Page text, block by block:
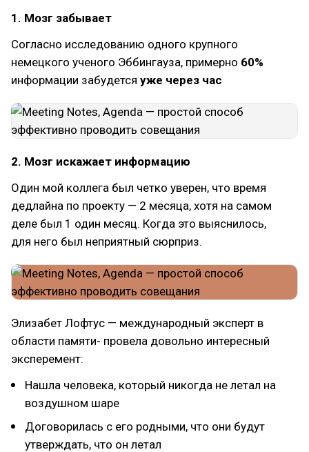
1. Мозг забывает
Согласно исследованию одного крупного
немецкого ученого Эббингауза, примерно 60%
информации забудется уже через час
2. Мозг искажает информацию
Один мой коллега был четко уверен, что время
дедлайна по проекту — 2 месяца, хотя на самом
деле был 1 один месяц. Когда это выяснилось,
для него был неприятный сюрприз.
Элизабет Лофтус — международный эксперт в
области памяти- провела довольно интересный
эксперемент:
Нашла человека, который никогда не летал на
воздушном шаре
Договорилась с его родными, что они будут
утверждать, что он летал